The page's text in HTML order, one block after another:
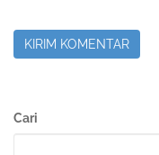
Sidebar
Cari